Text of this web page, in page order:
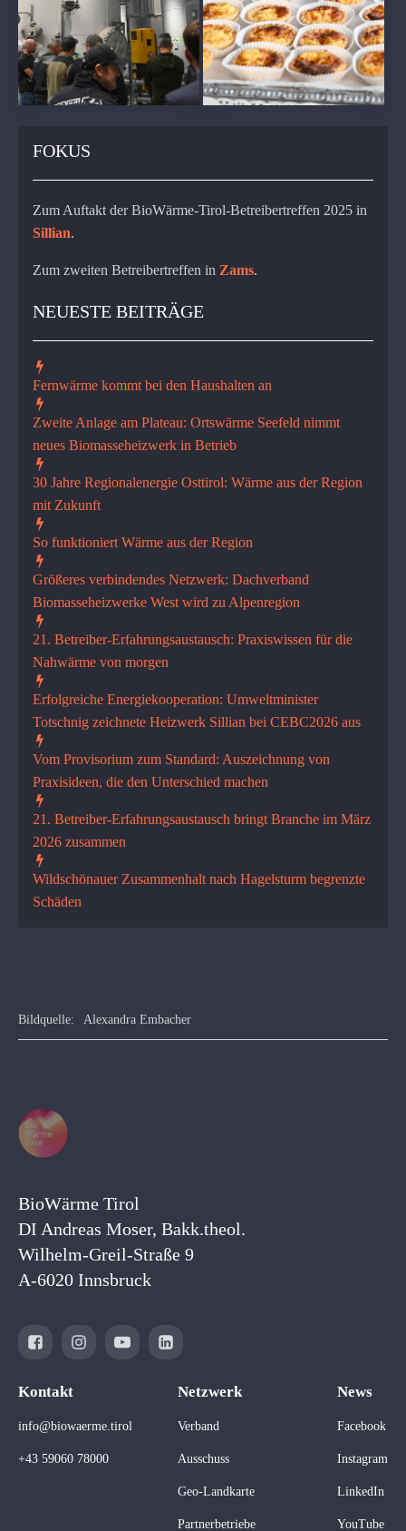
FOKUS
Zum Auftakt der BioWärme-Tirol-Betreibertreffen 2025 in
Sillian.
Zum zweiten Betreibertreffen in Zams.
NEUESTE BEITRÄGE
Fernwärme kommt bei den Haushalten an
Zweite Anlage am Plateau: Ortswärme Seefeld nimmt
neues Biomasseheizwerk in Betrieb
30 Jahre Regionalenergie Osttirol: Wärme aus der Region
mit Zukunft
So funktioniert Wärme aus der Region
Größeres verbindendes Netzwerk: Dachverband
Biomasseheizwerke West wird zu Alpenregion
21. Betreiber-Erfahrungsaustausch: Praxiswissen für die
Nahwärme von morgen
Erfolgreiche Energiekooperati­on: Umweltminister
Totschnig zeichnete Heizwerk Sillian bei CEBC2026 aus
Vom Provisorium zum Standard: Auszeichnung von
Praxisideen, die den Unterschied machen
21. Betreiber-Erfahrungsaustausch bringt Branche im März
2026 zusammen
Wildschönauer Zusammenhalt nach Hagelsturm begrenzte
Schäden
Bildquelle: Alexandra Embacher
BioWärme Tirol
DI Andreas Moser, Bakk.theol.
Wilhelm-Greil-Straße 9
A-6020 Innsbruck
Kontakt
info@biowaerme.tirol
+43 59060 78000
Netzwerk
Verband
Ausschuss
Geo-Landkarte
Partnerbetriebe
News
Facebook
Instagram
LinkedIn
YouTube